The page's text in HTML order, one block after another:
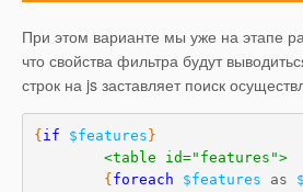
При этом варианте мы уже на этапе
что свойства фильтра будут
строк на js заставляет поиск
{ if $features }
<table id="features">
{ foreach $features as